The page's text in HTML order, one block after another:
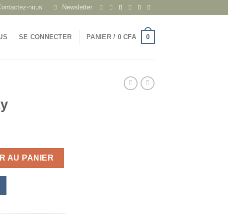
nous Newsletter
SE CONNECTER PANIER / 0CFA 0
AU PANIER